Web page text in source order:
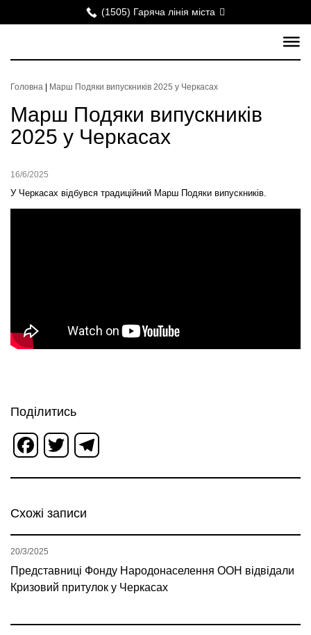
(1505) Гаряча лінія міста
Головна Марш Подяки випускників 2025 у Черкасах
Марш Подяки випускників
2025 у Черкасах
16/6/2025
У Черкасах відбувся традиційний Марш Подяки випускників.
Поділитись
Facebook
Twitter
Схожі записи
Представниці Фонду Народонаселення ООН відвідали
Кризовий притулок у Черкасах
20/3/2025